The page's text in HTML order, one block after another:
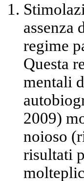
assenza
regime
Questa
mentali
2009)
noioso
risultati